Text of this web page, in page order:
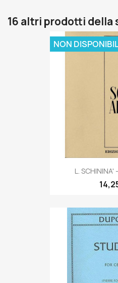
16 altri prodotti della
L. SCHININA'
NON